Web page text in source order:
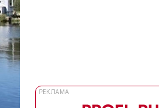
РЕКЛАМА